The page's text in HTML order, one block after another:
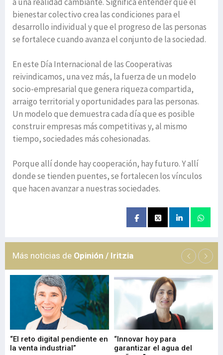
a una realidad cambiante. Significa entender que el
bienestar colectivo crea las condiciones para el
desarrollo individual y que el progreso de las personas
se fortalece cuando avanza el conjunto de la sociedad.
En este Día Internacional de las Cooperativas
reivindicamos, una vez más, la fuerza de un modelo
socio-empresarial que genera riqueza compartida,
arraigo territorial y oportunidades para las personas.
Un modelo que demuestra cada día que es posible
construir empresas más competitivas y, al mismo
tiempo, sociedades más cohesionadas.
Porque allí donde hay cooperación, hay futuro. Y allí
donde se tienden puentes, se fortalecen los vínculos
que hacen avanzar a nuestras sociedades.
Más noticias de Opinión / Iritzia
“El reto digital pendiente en
la venta industrial”
“Innovar hoy para
garantizar el agua del